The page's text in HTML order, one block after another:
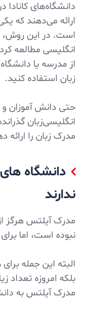
ارائه می‌دهند که
است. در این روش،
انگلیسی مطالعه
از مدرسه یا
زبان استفاده کنید.
حتی دانش آموزان
انگلیسی‌زبان
مدرک زبان را ارائه
دانشگاه
ندارند
مدرک آیلتس هرگز
نبوده است، اما
البته این جمله
بلکه امروزه تعداد
مدرک آیلتس به